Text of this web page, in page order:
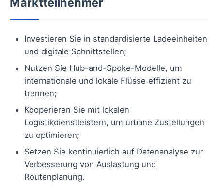
Marktteilnehmer
Investieren Sie in standardisierte Ladeeinheiten
und digitale Schnittstellen;
Nutzen Sie Hub-and-Spoke-Modelle, um
internationale und lokale Flüsse effizient zu
trennen;
Kooperieren Sie mit lokalen
Logistikdienstleistern, um urbane Zustellungen
zu optimieren;
Setzen Sie kontinuierlich auf Datenanalyse zur
Verbesserung von Auslastung und
Routenplanung.